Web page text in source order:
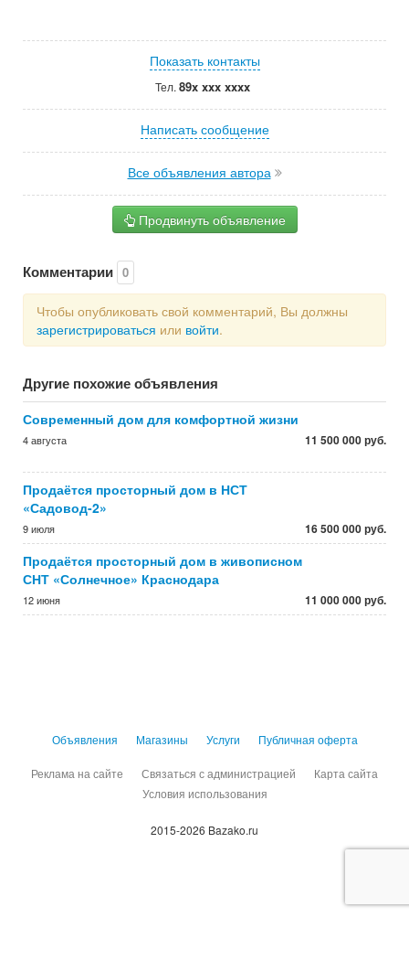
Показать контакты
Тел. 89x xxx xxxx
Написать сообщение
Все объявления автора
Продвинуть объявление
Комментарии 0
Чтобы опубликовать свой комментарий, Вы должны
зарегистрироваться или войти.
Другие похожие объявления
Современный дом для комфортной жизни
4 августа 11 500 000 руб.
Продаётся просторный дом в НСТ
«Садовод-2»
9 июля 16 500 000 руб.
Продаётся просторный дом в живописном
СНТ «Солнечное» Краснодара
12 июня 11 000 000 руб.
Объявления Магазины Услуги Публичная оферта
Реклама на сайте Связаться с администрацией
Карта сайта
Условия использования
2015-2026 Bazako.ru